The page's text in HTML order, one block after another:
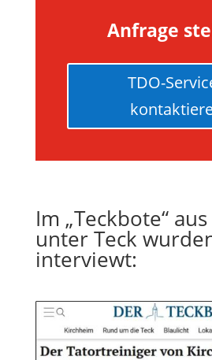
Anfrage
TDO-
Im „Teckbote“
unter Teck
interviewt: